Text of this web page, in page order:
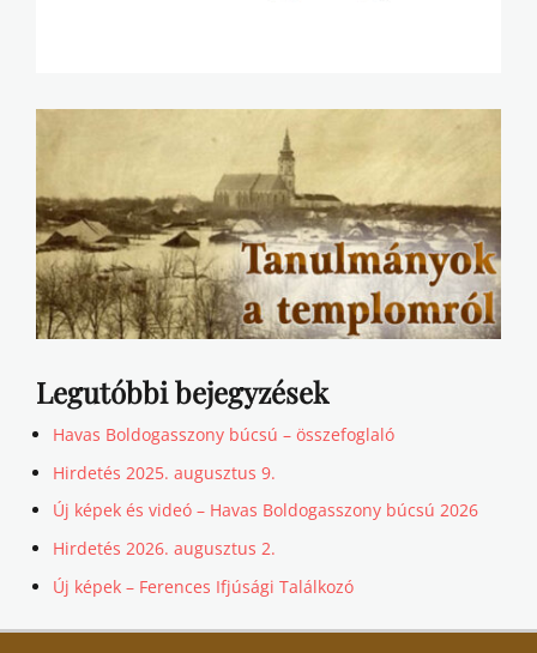
Legutóbbi bejegyzések
Havas Boldogasszony búcsú – összefoglaló
Hirdetés 2025. augusztus 9.
Új képek és videó – Havas Boldogasszony búcsú 2026
Hirdetés 2026. augusztus 2.
Új képek – Ferences Ifjúsági Találkozó